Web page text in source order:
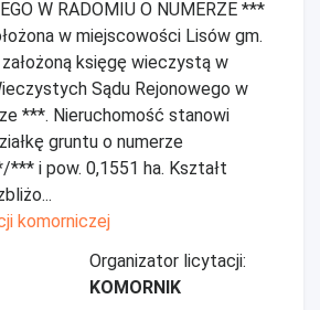
W RADOMIU O NUMERZE ***
w miejscowości Lisów gm.
księgę wieczystą w
Sądu Rejonowego w
***. Nieruchomość stanowi
gruntu o numerze
i pow. 0,1551 ha. Kształt
komorniczej
Organizator licytacji:
KOMORNIK